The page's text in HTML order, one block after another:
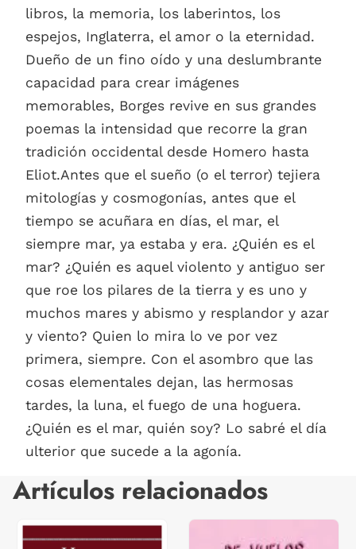
libros, la memoria, los laberintos, los
espejos, Inglaterra, el amor o la eternidad.
Dueño de un fino oído y una deslumbrante
capacidad para crear imágenes
memorables, Borges revive en sus grandes
poemas la intensidad que recorre la gran
tradición occidental desde Homero hasta
Eliot.Antes que el sueño (o el terror) tejiera
mitologías y cosmogonías, antes que el
tiempo se acuñara en días, el mar, el
siempre mar, ya estaba y era. ¿Quién es el
mar? ¿Quién es aquel violento y antiguo ser
que roe los pilares de la tierra y es uno y
muchos mares y abismo y resplandor y azar
y viento? Quien lo mira lo ve por vez
primera, siempre. Con el asombro que las
cosas elementales dejan, las hermosas
tardes, la luna, el fuego de una hoguera.
¿Quién es el mar, quién soy? Lo sabré el día
ulterior que sucede a la agonía.
Artículos relacionados